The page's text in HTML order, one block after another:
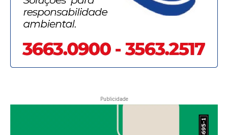
Publicidade